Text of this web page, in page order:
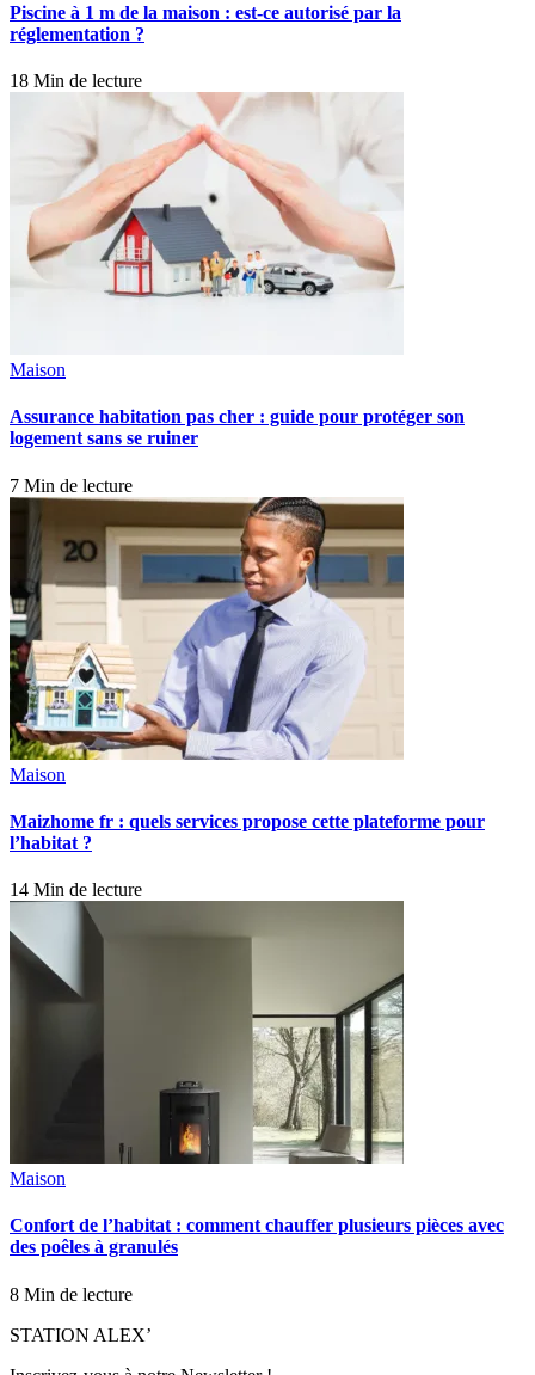
Piscine à 1 m de la maison : est-ce autorisé par la
réglementation ?
18 Min de lecture
Maison
Assurance habitation pas cher : guide pour protéger son
logement sans se ruiner
7 Min de lecture
Maison
Maizhome fr : quels services propose cette plateforme pour
l’habitat ?
14 Min de lecture
Maison
Confort de l’habitat : comment chauffer plusieurs pièces avec
des poêles à granulés
8 Min de lecture
STATION ALEX’